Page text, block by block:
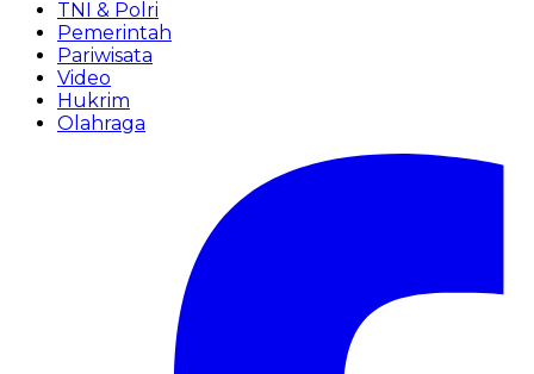
TNI & Polri
Pemerintah
Pariwisata
Video
Hukrim
Olahraga